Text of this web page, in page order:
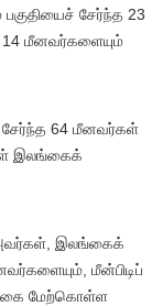
சேர்ந்த 23
14 மீனவர்களையும்
சேர்ந்த 64 மீனவர்கள்
இலங்கைக்
அவர்கள், இலங்கைக்
மீன்பிடிப்
மேற்கொள்ள